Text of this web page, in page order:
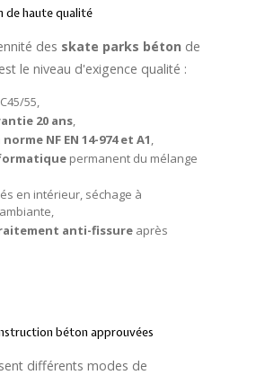
de haute qualité
des skate parks béton de
le niveau d'exigence qualité :
55,
20 ans,
norme NF EN 14-974 et A1,
permanent du mélange
en intérieur, séchage à
anti-fissure après
béton approuvées
différents modes de